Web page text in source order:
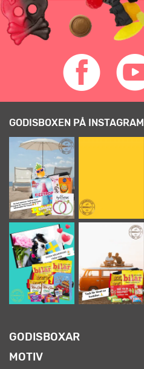
GODISBOXEN PÅ INSTAGRAM
GODISBOXAR
MOTIV